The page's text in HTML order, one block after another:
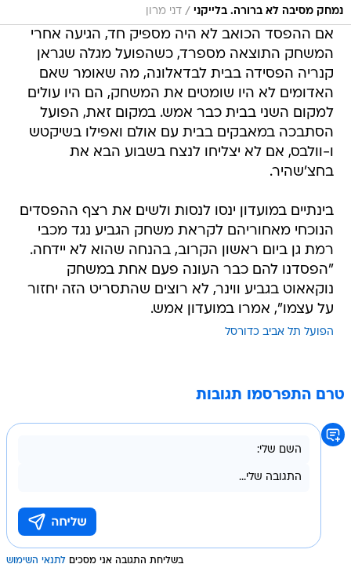
נמחק מסיבה לא ברורה. בלייקני / דני מרון
אם ההפסד הכואב לא היה מספיק חד, הגיעה אחרי
המשחק התוצאה מספרד, כשהפועל מגלה שגראן
קנריה הפסידה בבית לבדאלונה, מה שאומר שאם
האדומים לא היו שומטים את המשחק, הם היו עולים
למקום השני בבית כבר אמש. במקום זאת, הפועל
הסתבכה במאבקים בבית עם אולם ואפילו בשיקטש
ו-וולבס, אם לא יצליחו לנצח בשבוע הבא את
בחצ'שהיר.
בינתיים במועדון ינסו לנסות ולשים את רצף ההפסדים
הנוכחי מאחוריהם לקראת משחק הגביע נגד מכבי
רמת גן ביום ראשון הקרוב, בהנחה שהוא לא יידחה.
"הפסדנו להם כבר העונה פעם אחת במשחק
נוקאאוט בגביע ווינר, לא רוצים שהתסריט הזה יחזור
על עצמו", אמרו במועדון אמש.
הפועל תל אביב כדורסל
טרם התפרסמו תגובות
בשליחת התגובה אני מסכים לתנאי השימוש